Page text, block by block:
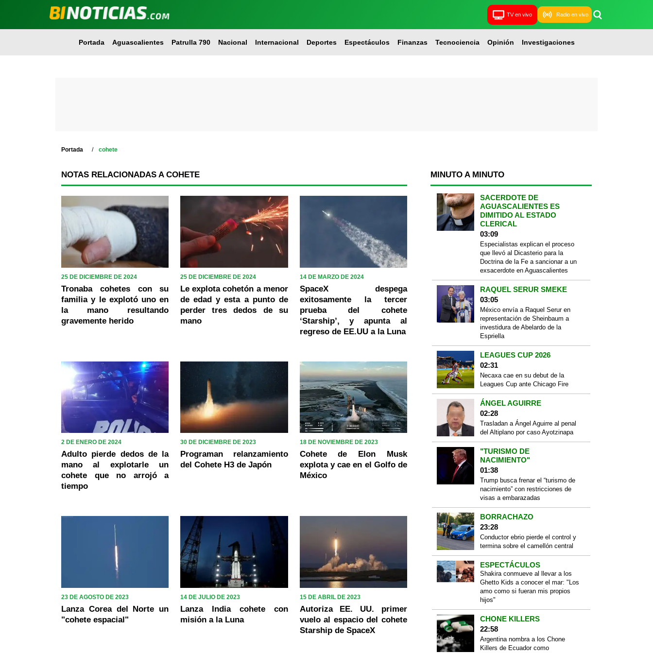
TV en vivo Radio en vivo
Portada Aguascalientes Patrulla 790 Nacional Internacional Deportes Espectáculos Finanzas Tecnociencia Opinión Investigaciones
Portada cohete
NOTAS RELACIONADAS A COHETE
25 DE DICIEMBRE DE 2024
Tronaba cohetes con su
familia y le explotó uno en
la mano resultando
gravemente herido
25 DE DICIEMBRE DE 2024
Le explota cohetón a menor
de edad y esta a punto de
perder tres dedos de su
mano
14 DE MARZO DE 2024
SpaceX despega
exitosamente la tercer
prueba del cohete
‘Starship’, y apunta al
regreso de EE.UU a la Luna
2 DE ENERO DE 2024
Adulto pierde dedos de la
mano al explotarle un
cohete que no arrojó a
tiempo
30 DE DICIEMBRE DE 2023
Programan relanzamiento
del Cohete H3 de Japón
18 DE NOVIEMBRE DE 2023
Cohete de Elon Musk
explota y cae en el Golfo de
México
23 DE AGOSTO DE 2023
Lanza Corea del Norte un
"cohete espacial"
14 DE JULIO DE 2023
Lanza India cohete con
misión a la Luna
15 DE ABRIL DE 2023
Autoriza EE. UU. primer
vuelo al espacio del cohete
Starship de SpaceX
MINUTO A MINUTO
SACERDOTE DE
AGUASCALIENTES ES
DIMITIDO AL ESTADO
CLERICAL
03:09
Especialistas explican el proceso
que llevó al Dicasterio para la
Doctrina de la Fe a sancionar a un
exsacerdote en Aguascalientes
RAQUEL SERUR SMEKE
03:05
México envía a Raquel Serur en
representación de Sheinbaum a
investidura de Abelardo de la
Espriella
LEAGUES CUP 2026
02:31
Necaxa cae en su debut de la
Leagues Cup ante Chicago Fire
ÁNGEL AGUIRRE
02:28
Trasladan a Ángel Aguirre al penal
del Altiplano por caso Ayotzinapa
"TURISMO DE
NACIMIENTO"
01:38
Trump busca frenar el “turismo de
nacimiento” con restricciones de
visas a embarazadas
BORRACHAZO
23:28
Conductor ebrio pierde el control y
termina sobre el camellón central
ESPECTÁCULOS
Shakira conmueve al llevar a los
Ghetto Kids a conocer el mar: "Los
amo como si fueran mis propios
hijos"
CHONE KILLERS
22:58
Argentina nombra a los Chone
Killers de Ecuador como